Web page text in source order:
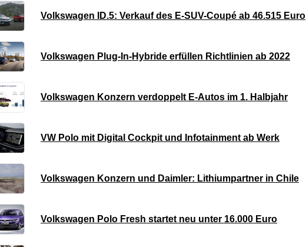
Volkswagen ID.5: Verkauf des E-SUV-Coupé ab 46.515 Euro
Volkswagen Plug-In-Hybride erfüllen Richtlinien ab 2022
Volkswagen Konzern verdoppelt E-Autos im 1. Halbjahr
VW Polo mit Digital Cockpit und Infotainment ab Werk
Volkswagen Konzern und Daimler: Lithiumpartner in Chile
Volkswagen Polo Fresh startet neu unter 16.000 Euro